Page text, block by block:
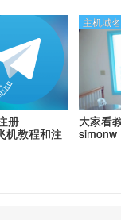
册
机教程和注
大家看
simonw
主机域